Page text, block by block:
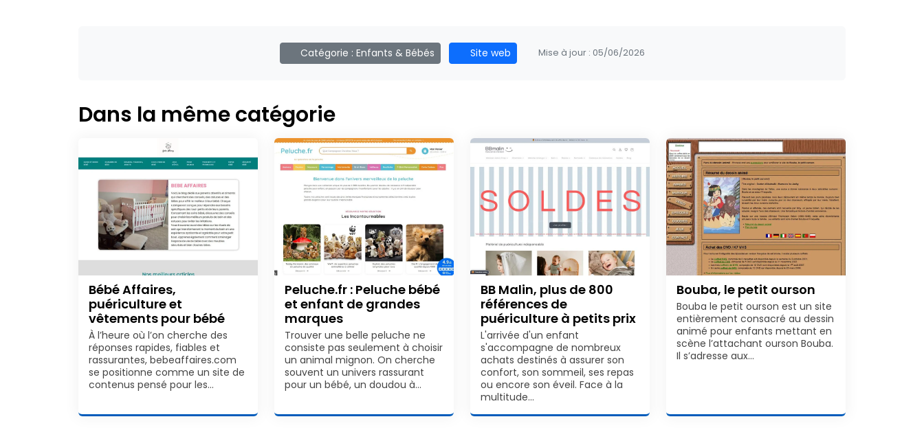
Catégorie : Enfants & Bébés Site web Mise à jour : 05/06/2026
Dans la même catégorie
Bébé Affaires,
puériculture et
vêtements pour bébé
À l’heure où l’on cherche des
réponses rapides, fiables et
rassurantes, bebeaffaires.com
se positionne comme un site de
contenus pensé pour les…
Peluche.fr : Peluche bébé
et enfant de grandes
marques
Trouver une belle peluche ne
consiste pas seulement à choisir
un animal mignon. On cherche
souvent un univers rassurant
pour un bébé, un doudou à…
BB Malin, plus de 800
références de
puériculture à petits prix
L'arrivée d'un enfant
s'accompagne de nombreux
achats destinés à assurer son
confort, son sommeil, ses repas
ou encore son éveil. Face à la
multitude…
Bouba, le petit ourson
Bouba le petit ourson est un site
entièrement consacré au dessin
animé pour enfants mettant en
scène l’attachant ourson Bouba.
Il s’adresse aux…